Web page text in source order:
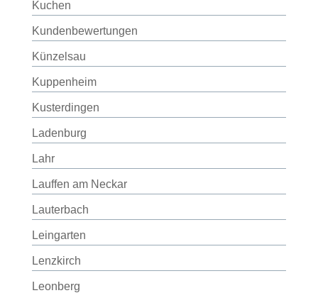
Kuchen
Kundenbewertungen
Künzelsau
Kuppenheim
Kusterdingen
Ladenburg
Lahr
Lauffen am Neckar
Lauterbach
Leingarten
Lenzkirch
Leonberg